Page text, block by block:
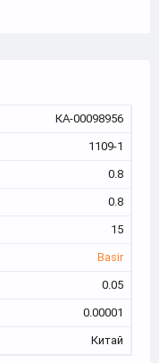
КА-00098956
1109-1
0.8
0.8
15
Basir
0.05
0.00001
Китай